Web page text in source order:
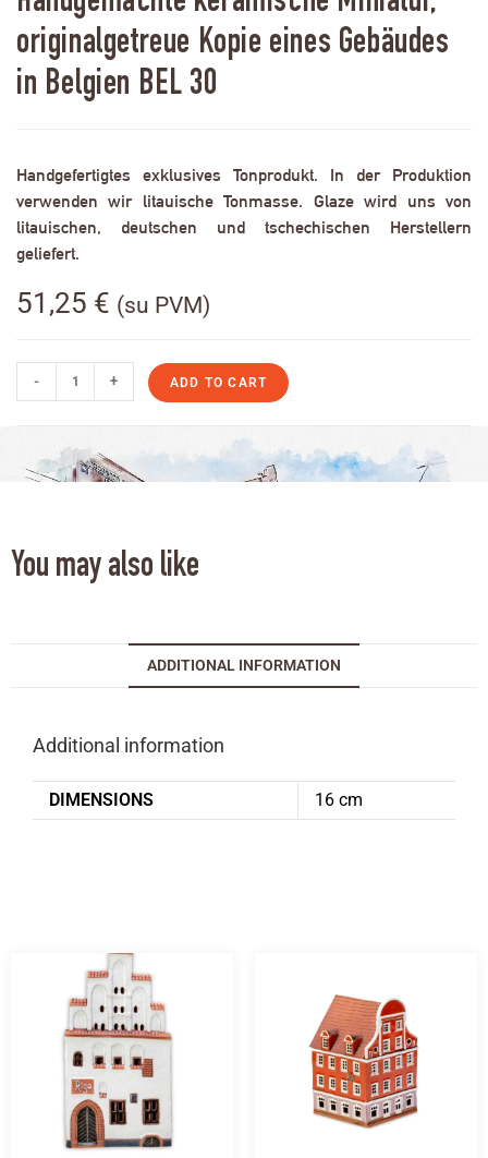
originalgetreue Kopie eines Gebäudes
in Belgien BEL 30
Handgefertigtes exklusives Tonprodukt. In der Produktion
verwenden wir litauische Tonmasse. Glaze wird uns von
litauischen, deutschen und tschechischen Herstellern
geliefert.
51,25 € (su PVM)
- + ADD TO CART
You may also like
ADDITIONAL INFORMATION
Additional information
DIMENSIONS 16 cm